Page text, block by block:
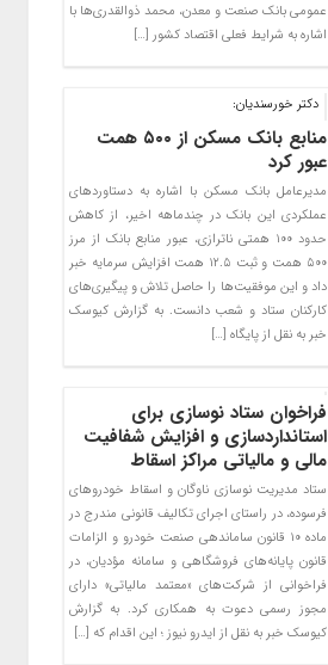
عمومی بانک صنعت و معدن، محمد ذوالقدری‌ها با
اشاره به شرایط فعلی اقتصاد کشور […]
دکتر خورسندیان:
منابع بانک مسکن از ۵۰۰ همت
عبور کرد
مدیرعامل بانک مسکن با اشاره به دستاوردهای
عملکردی این بانک در چند‌ماهه اخیر، از کاهش
حدود ۱۰۰ همتی ناترازی، عبور منابع بانک از مرز
۵۰۰ همت و ثبت ۱۲.۵ همت افزایش سرمایه خبر
داد و این موفقیت‌ها را حاصل تلاش و پیگیری‌های
کارکنان ستاد و شعب دانست. به گزارش کیوسک
خبر به نقل از پایگاه […]
فراخوان ستاد نوسازی برای
استانداردسازی و افزایش شفافیت
مالی و مالیاتی مراکز اسقاط
ستاد مدیریت نوسازی ناوگان و اسقاط خودروهای
فرسوده، در راستای اجرای تکالیف قانونی مندرج در
ماده ۱۰ قانون ساماندهی صنعت خودرو و الزامات
قانون پایانه‌های فروشگاهی و سامانه مؤدیان، در
فراخوانی از شرکت‌های «معتمد مالیاتی» دارای
مجوز رسمی دعوت به همکاری کرد. به گزارش
کیوسک خبر به نقل از ایدرو نیوز ؛ این اقدام که […]